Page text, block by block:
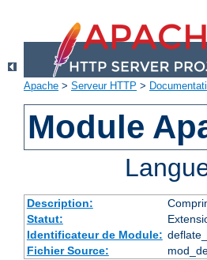
Apache > Serveur HTTP >
Module
Description:
Statut:
Identificateur de Module:
Fichier Source: